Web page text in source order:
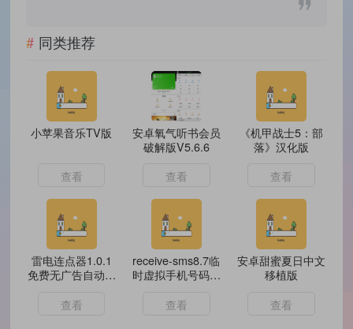
同类推荐
小苹果音乐TV版
查看
安卓氧气听书会员
破解版V5.6.6
查看
《机甲战士5：部
落》汉化版
查看
雷电连点器1.0.1
免费无广告自动游
查看
receive-sms8.7临
时虚拟手机号码接
查看
安卓甜蜜夏日中文
移植版
查看